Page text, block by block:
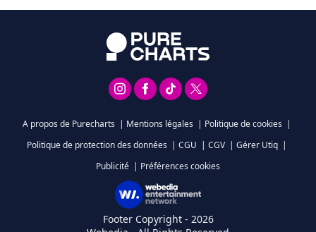
A propos de Purecharts | Mentions légales | Politique de cookies |
Politique de protection des données | CGU | CGV | Gérer Utiq |
Publicité | Préférences cookies
Footer Copyright - 2026